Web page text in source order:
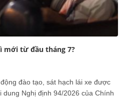
mới từ đầu tháng 7?
đào tạo, sát hạch lái xe được
dung Nghị định 94/2026 của Chính